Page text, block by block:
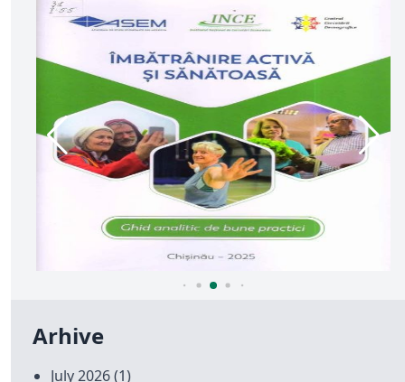
Arhive
July 2026(1)